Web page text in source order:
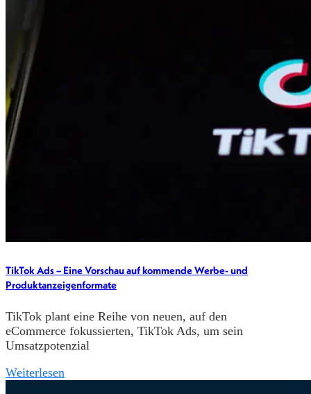
TikTok Ads – Eine Vorschau auf kommende Werbe- und
Produktanzeigenformate
TikTok plant eine Reihe von neuen, auf den
eCommerce fokussierten, TikTok Ads, um sein
Umsatzpotenzial
Weiterlesen